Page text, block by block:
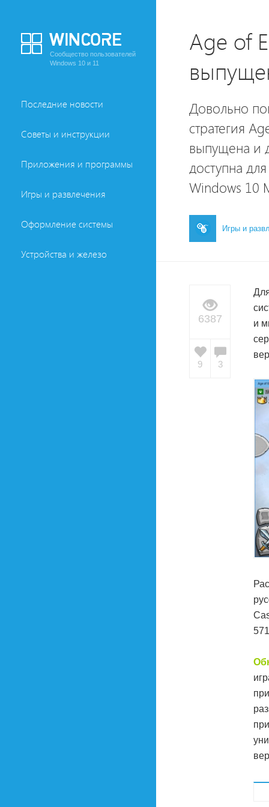
Сообщество пользователей
Windows 10 и 11
Последние новости
Советы и инструкции
Приложения и программы
Игры и развлечения
Оформление системы
Устройства и железо
Age of
Довольно
стратегия
выпущена и
доступна
Windows 10
Игры и
6387
9 3
и